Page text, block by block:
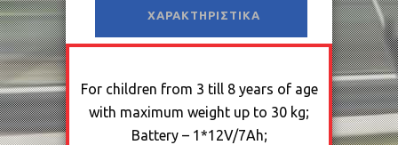
ΧΑΡΑΚΤΗΡΙΣΤΙΚΆ
For children from 3 till 8 years of age
with maximum weight up to 30 kg;
Battery – 1*12V/7Ah;